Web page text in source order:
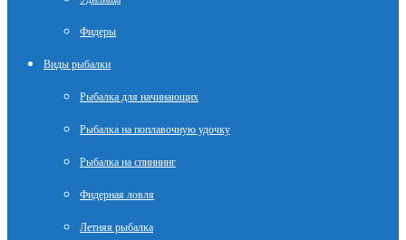
Фидеры
Виды рыбалки
Рыбалка для начинающих
Рыбалка на поплавочную удочку
Рыбалка на спиннинг
Фидерная ловля
Летняя рыбалка